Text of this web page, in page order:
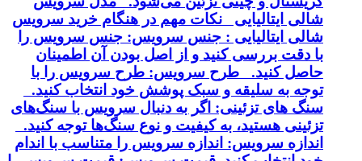
شالی ایتالیایی نکات مهم در هنگام خرید سرویس
شالی ایتالیایی : جنس سرویس: جنس سرویس را
با دقت بررسی کنید و از اصل بودن آن اطمینان
حاصل کنید. طرح سرویس: طرح سرویس را با
توجه به سلیقه و سبک پوشش خود انتخاب کنید.
سنگ های تزئینی: اگر به دنبال سرویس با سنگ‌های
تزئینی هستید، به کیفیت و نوع سنگ‌ها توجه کنید.
اندازه سرویس: اندازه سرویس را متناسب با اندام